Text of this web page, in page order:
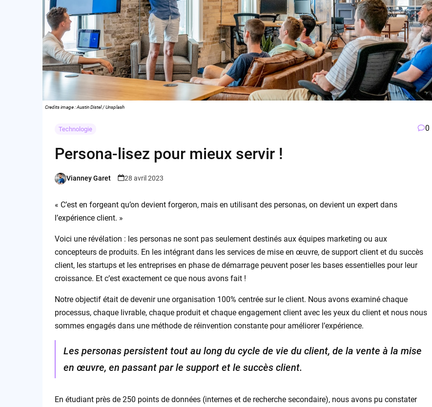
Credits image : Austin Distel / Unsplash
Technologie 0
Persona-lisez pour mieux servir !
Posted
Vianney Garet 28 avril 2023
« C’est en forgeant qu’on devient forgeron, mais en utilisant des personas, on devient un expert dans
l’expérience client. »
Voici une révélation : les personas ne sont pas seulement destinés aux équipes marketing ou aux
concepteurs de produits. En les intégrant dans les services de mise en œuvre, de support client et du succès
client, les startups et les entreprises en phase de démarrage peuvent poser les bases essentielles pour leur
croissance. Et c’est exactement ce que nous avons fait !
Notre objectif était de devenir une organisation 100% centrée sur le client. Nous avons examiné chaque
processus, chaque livrable, chaque produit et chaque engagement client avec les yeux du client et nous nous
sommes engagés dans une méthode de réinvention constante pour améliorer l’expérience.
Les personas persistent tout au long du cycle de vie du client, de la vente à la mise
en œuvre, en passant par le support et le succès client.
En étudiant près de 250 points de données (internes et de recherche secondaire), nous avons pu constater